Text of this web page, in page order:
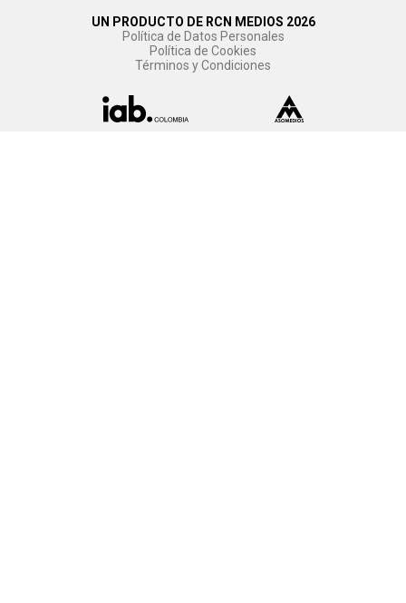
UN PRODUCTO DE RCN MEDIOS 2026
Política de Datos Personales
Política de Cookies
Términos y Condiciones